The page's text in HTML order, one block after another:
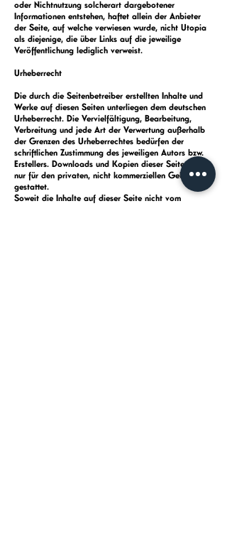
oder Nichtnutzung solcherart dargebotener
Informationen entstehen, haftet allein der Anbieter
der Seite, auf welche verwiesen wurde, nicht Utopia
als diejenige, die über Links auf die jeweilige
Veröffentlichung lediglich verweist.
Urheberrecht
Die durch die Seitenbetreiber erstellten Inhalte und
Werke auf diesen Seiten unterliegen dem deutschen
Urheberrecht. Die Vervielfältigung, Bearbeitung,
Verbreitung und jede Art der Verwertung außerhalb
der Grenzen des Urheberrechtes bedürfen der
schriftlichen Zustimmung des jeweiligen Autors bzw.
Erstellers. Downloads und Kopien dieser Seite sind
nur für den privaten, nicht kommerziellen Gebrauch
gestattet.
Soweit die Inhalte auf dieser Seite nicht vom